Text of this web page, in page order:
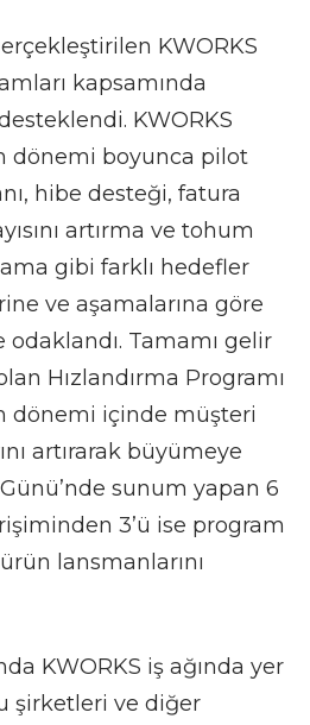
KWORKS
kapsamında
KWORKS
dönemi boyunca pilot
hibe desteği, fatura
artırma ve tohum
gibi farklı hedefler
ve aşamalarına göre
Tamamı gelir
Hızlandırma Programı
dönemi içinde müşteri
artırarak büyümeye
sunum yapan 6
3’ü ise program
lansmanlarını
KWORKS iş ağında yer
şirketleri ve diğer